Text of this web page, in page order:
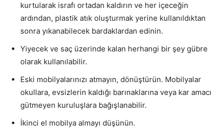
kurtularak israfı ortadan kaldırın ve her içeceğin
ardından, plastik atık oluşturmak yerine kullanıldıktan
sonra yıkanabilecek bardaklardan edinin.
Yiyecek ve saç üzerinde kalan herhangi bir şey gübre
olarak kullanılabilir.
Eski mobilyalarınızı atmayın, dönüştürün. Mobilyalar
okullara, evsizlerin kaldığı barınaklarına veya kar amacı
gütmeyen kuruluşlara bağışlanabilir.
İkinci el mobilya almayı düşünün.